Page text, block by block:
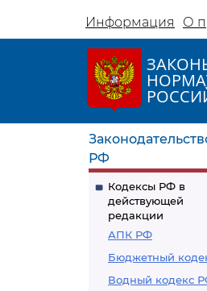
Информация О
РФ
Кодексы РФ в
действующей
редакции
АПК РФ
Бюджетный
Водный кодекс